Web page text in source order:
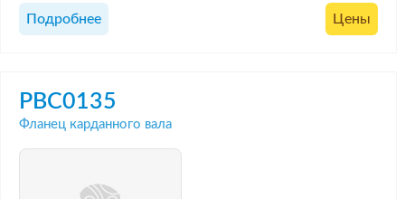
Подробнее Цены
PBC0135
Фланец карданного вала